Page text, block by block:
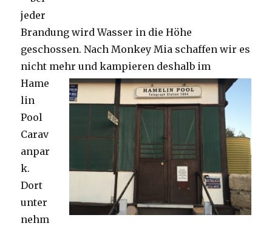
jeder
Brandung wird Wasser in die Höhe
geschossen. Nach Monkey Mia schaffen wir es
nicht mehr und kampieren deshalb im
Hame
lin
Pool
Carav
anpar
k.
Dort
unter
nehm